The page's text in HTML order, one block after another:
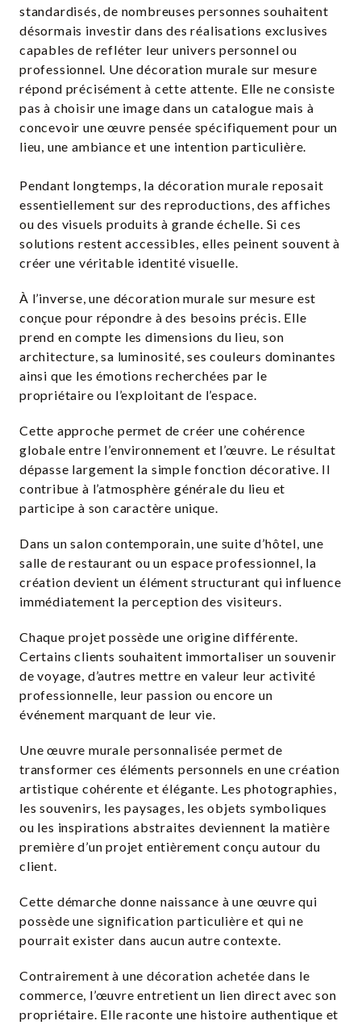
standardisés, de nombreuses personnes souhaitent
désormais investir dans des réalisations exclusives
capables de refléter leur univers personnel ou
professionnel. Une décoration murale sur mesure
répond précisément à cette attente. Elle ne consiste
pas à choisir une image dans un catalogue mais à
concevoir une œuvre pensée spécifiquement pour un
lieu, une ambiance et une intention particulière.
Pendant longtemps, la décoration murale reposait
essentiellement sur des reproductions, des affiches
ou des visuels produits à grande échelle. Si ces
solutions restent accessibles, elles peinent souvent à
créer une véritable identité visuelle.
À l’inverse, une décoration murale sur mesure est
conçue pour répondre à des besoins précis. Elle
prend en compte les dimensions du lieu, son
architecture, sa luminosité, ses couleurs dominantes
ainsi que les émotions recherchées par le
propriétaire ou l’exploitant de l’espace.
Cette approche permet de créer une cohérence
globale entre l’environnement et l’œuvre. Le résultat
dépasse largement la simple fonction décorative. Il
contribue à l’atmosphère générale du lieu et
participe à son caractère unique.
Dans un salon contemporain, une suite d’hôtel, une
salle de restaurant ou un espace professionnel, la
création devient un élément structurant qui influence
immédiatement la perception des visiteurs.
Chaque projet possède une origine différente.
Certains clients souhaitent immortaliser un souvenir
de voyage, d’autres mettre en valeur leur activité
professionnelle, leur passion ou encore un
événement marquant de leur vie.
Une œuvre murale personnalisée permet de
transformer ces éléments personnels en une création
artistique cohérente et élégante. Les photographies,
les souvenirs, les paysages, les objets symboliques
ou les inspirations abstraites deviennent la matière
première d’un projet entièrement conçu autour du
client.
Cette démarche donne naissance à une œuvre qui
possède une signification particulière et qui ne
pourrait exister dans aucun autre contexte.
Contrairement à une décoration achetée dans le
commerce, l’œuvre entretient un lien direct avec son
propriétaire. Elle raconte une histoire authentique et